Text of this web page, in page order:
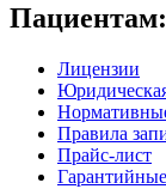
Пациентам:
Лицензии
Правила
Прайс-лист